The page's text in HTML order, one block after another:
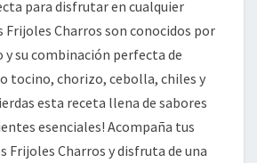
para disfrutar en cualquier
Frijoles Charros son conocidos por
y su combinación perfecta de
tocino, chorizo, cebolla, chiles y
esta receta llena de sabores
esenciales! Acompaña tus
Frijoles Charros y disfruta de una